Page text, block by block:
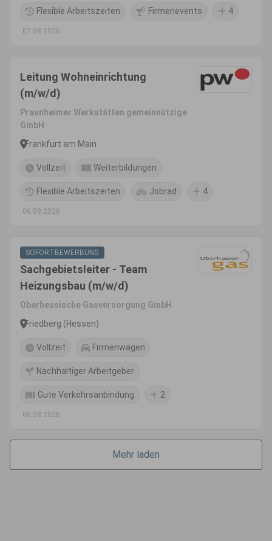
Flexible Arbeitszeiten Firmenevents 4
07.08.2026
Leitung Wohneinrichtung
(m/w/d)
Praunheimer Werkstätten gemeinnützige
GmbH
Frankfurt am Main
Vollzeit Weiterbildungen
Flexible Arbeitszeiten Jobrad 4
06.08.2026
SOFORTBEWERBUNG
Sachgebietsleiter - Team
Heizungsbau (m/w/d)
Oberhessische Gasversorgung GmbH
Friedberg (Hessen)
Vollzeit Firmenwagen
Nachhaltiger Arbeitgeber
Gute Verkehrsanbindung 2
06.08.2026
Mehr laden